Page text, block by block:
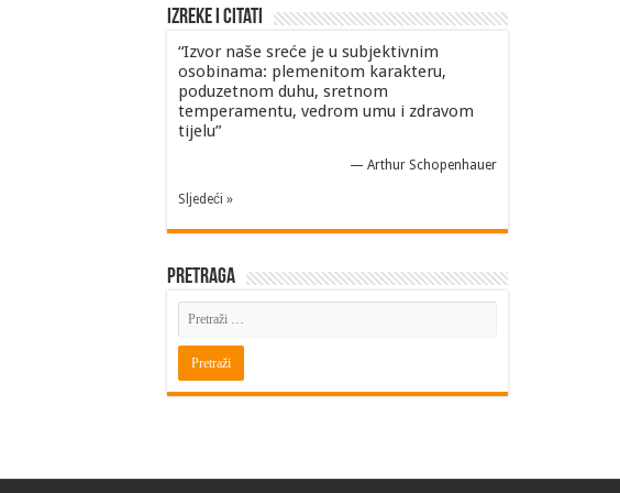
Izreke i Citati
“Izvor naše sreće je u subjektivnim
osobinama: plemenitom karakteru,
poduzetnom duhu, sretnom
temperamentu, vedrom umu i zdravom
tijelu”
— Arthur Schopenhauer
Sljedeći »
Pretraga